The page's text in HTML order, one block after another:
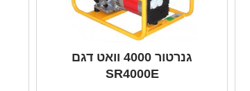
גנרטור 4000 וואט דגם
SR4000E